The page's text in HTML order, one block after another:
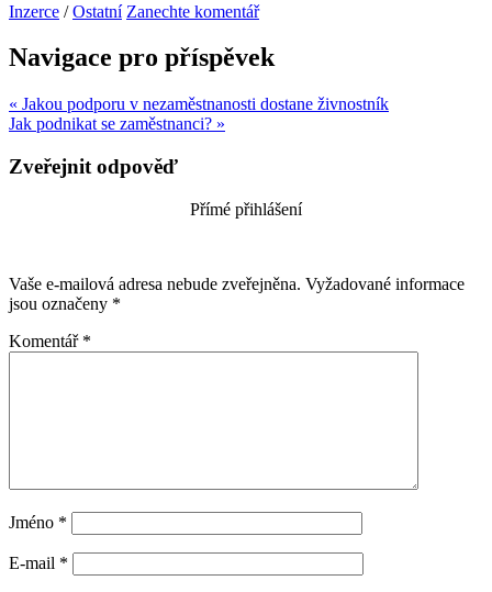
Inzerce /Ostatní Zanechte komentář
Navigace pro příspěvek
« Jakou podporu v nezaměstnanosti dostane živnostník
Jak podnikat se zaměstnanci? »
Zveřejnit odpověď
Přímé přihlášení
Vaše e-mailová adresa nebude zveřejněna. Vyžadované informace
jsou označeny *
Komentář *
Jméno *
E-mail *